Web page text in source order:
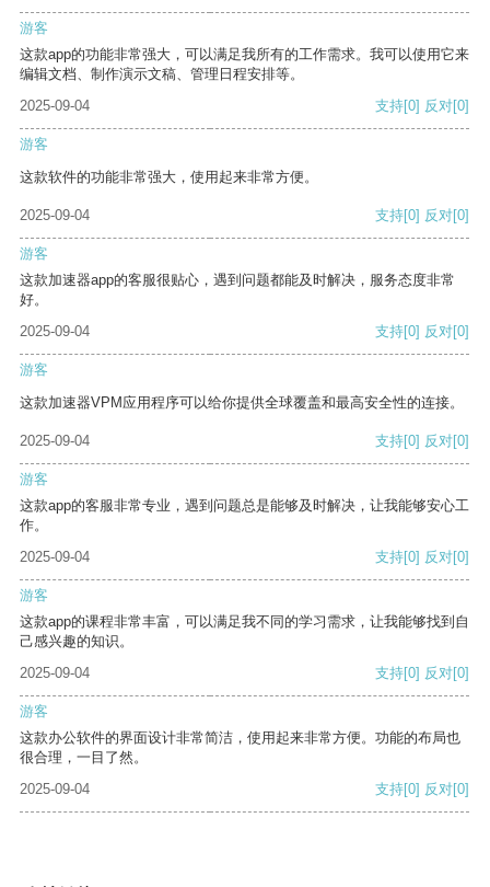
游客
这款app的功能非常强大，可以满足我所有的工作需求。我可以使用它来
编辑文档、制作演示文稿、管理日程安排等。
2025-09-04
支持[0] 反对[0]
游客
这款软件的功能非常强大，使用起来非常方便。
2025-09-04 支持[0] 反对[0]
游客
这款加速器app的客服很贴心，遇到问题都能及时解决，服务态度非常
好。
2025-09-04
支持[0] 反对[0]
游客
这款加速器VPM应用程序可以给你提供全球覆盖和最高安全性的连接。
2025-09-04 支持[0] 反对[0]
游客
这款app的客服非常专业，遇到问题总是能够及时解决，让我能够安心工
作。
2025-09-04
支持[0] 反对[0]
游客
这款app的课程非常丰富，可以满足我不同的学习需求，让我能够找到自
己感兴趣的知识。
2025-09-04
支持[0] 反对[0]
游客
这款办公软件的界面设计非常简洁，使用起来非常方便。功能的布局也
很合理，一目了然。
2025-09-04
支持[0] 反对[0]